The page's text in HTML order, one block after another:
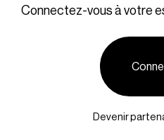
Connectez-vous à votre
Devenir